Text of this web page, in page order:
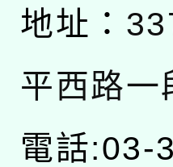
地址：
平西路一
電話:03-